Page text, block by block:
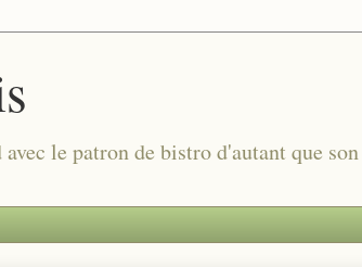
le patron de bistro d'autant que